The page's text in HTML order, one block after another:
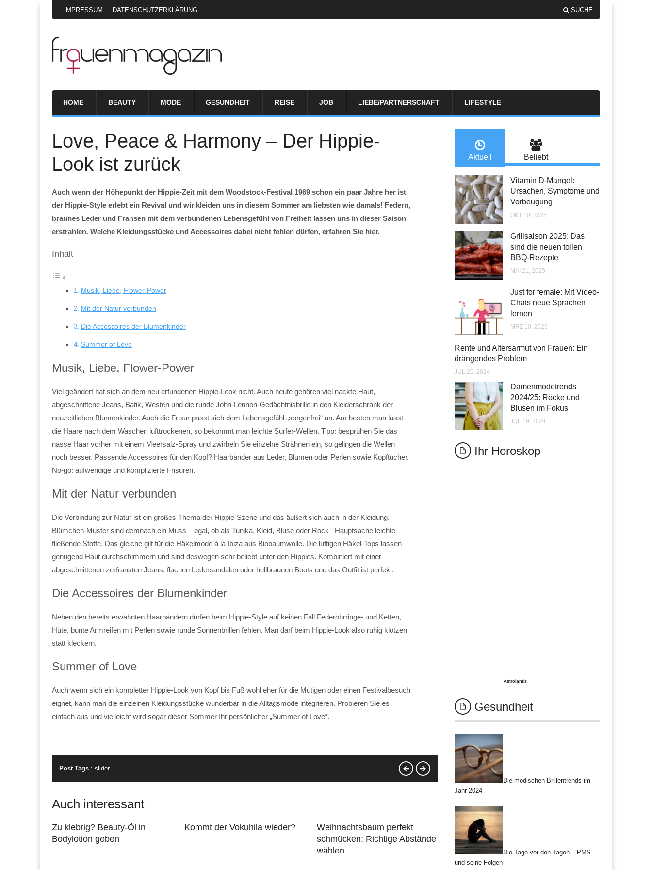
IMPRESSUM DATENSCHUTZERKLÄRUNG SUCHE
HOME BEAUTY MODE GESUNDHEIT REISE JOB LIEBE/PARTNERSCHAFT LIFESTYLE
Love, Peace & Harmony – Der Hippie-
Look ist zurück
Auch wenn der Höhepunkt der Hippie-Zeit mit dem Woodstock-Festival 1969 schon ein paar Jahre her ist,
der Hippie-Style erlebt ein Revival und wir kleiden uns in diesem Sommer am liebsten wie damals! Federn,
braunes Leder und Fransen mit dem verbundenen Lebensgefühl von Freiheit lassen uns in dieser Saison
erstrahlen. Welche Kleidungsstücke und Accessoires dabei nicht fehlen dürfen, erfahren Sie hier.
Inhalt
Musik, Liebe, Flower-Power
Mit der Natur verbunden
Die Accessoires der Blumenkinder
Summer of Love
Musik, Liebe, Flower-Power
Viel geändert hat sich an dem neu erfundenen Hippie-Look nicht. Auch heute gehören viel nackte Haut,
abgeschnittene Jeans, Batik, Westen und die runde John-Lennon-Gedächtnisbrille in den Kleiderschrank der
neuzeitlichen Blumenkinder. Auch die Frisur passt sich dem Lebensgefühl „sorgenfrei“ an. Am besten man lässt
die Haare nach dem Waschen lufttrockenen, so bekommt man leichte Surfer-Wellen. Tipp: besprühen Sie das
nasse Haar vorher mit einem Meersalz-Spray und zwirbeln Sie einzelne Strähnen ein, so gelingen die Wellen
noch besser. Passende Accessoires für den Kopf? Haarbänder aus Leder, Blumen oder Perlen sowie Kopftücher.
No-go: aufwendige und komplizierte Frisuren.
Mit der Natur verbunden
Die Verbindung zur Natur ist ein großes Thema der Hippie-Szene und das äußert sich auch in der Kleidung.
Blümchen-Muster sind demnach ein Muss – egal, ob als Tunika, Kleid, Bluse oder Rock –Hauptsache leichte
fließende Stoffe. Das gleiche gilt für die Häkelmode á la Ibiza aus Biobaumwolle. Die luftigen Häkel-Tops lassen
genügend Haut durchschimmern und sind deswegen sehr beliebt unter den Hippies. Kombiniert mit einer
abgeschnittenen zerfransten Jeans, flachen Ledersandalen oder hellbraunen Boots und das Outfit ist perfekt.
Die Accessoires der Blumenkinder
Neben den bereits erwähnten Haarbändern dürfen beim Hippie-Style auf keinen Fall Federohrringe- und Ketten,
Hüte, bunte Armreifen mit Perlen sowie runde Sonnenbrillen fehlen. Man darf beim Hippie-Look also ruhig klotzen
statt kleckern.
Summer of Love
Auch wenn sich ein kompletter Hippie-Look von Kopf bis Fuß wohl eher für die Mutigen oder einen Festivalbesuch
eignet, kann man die einzelnen Kleidungsstücke wunderbar in die Alltagsmode integrieren. Probieren Sie es
einfach aus und vielleicht wird sogar dieser Sommer Ihr persönlicher „Summer of Love“.
Post Tags : slider
Auch interessant
Zu klebrig? Beauty-Öl in
Bodylotion geben
Kommt der Vokuhila wieder?
Weihnachtsbaum perfekt
schmücken: Richtige Abstände
wählen
Aktuell Beliebt
Vitamin D-Mangel:
Ursachen, Symptome und
Vorbeugung
OKT 10, 2025
Grillsaison 2025: Das
sind die neuen tollen
BBQ-Rezepte
MAI 21, 2025
Just for female: Mit Video-
Chats neue Sprachen
lernen
MRZ 10, 2025
Rente und Altersarmut von Frauen: Ein
drängendes Problem
JUL 25, 2024
Damenmodetrends
2024/25: Röcke und
Blusen im Fokus
JUL 19, 2024
Ihr Horoskop
Astrolantis
Gesundheit
Die modischen Brillentrends im
Jahr 2024
Die Tage vor den Tagen – PMS
und seine Folgen